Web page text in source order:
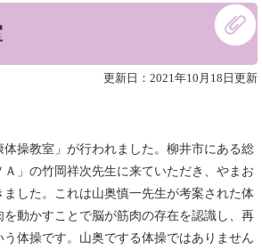
更新日：2021年10月18日更新
体操教室」が行われました。柳井市にある総
」の竹岡祥次先生に来ていただき、やまお
ました。これは山奥慎一先生が考案された体
動かすことで脳が筋肉の存在を認識し、再
体操です。山奥でする体操ではありません